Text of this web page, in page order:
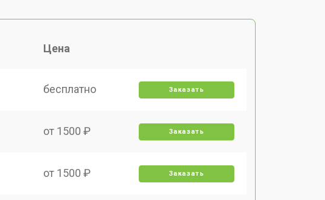
Цена
бесплатно Заказать
от 1500 ₽ Заказать
от 1500 ₽ Заказать